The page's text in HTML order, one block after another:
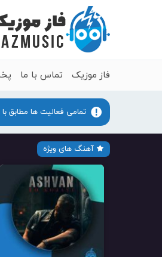
فاز موزیک تماس با ما
تمامی فعالیت ها مطابق
آهنگ های ویژه